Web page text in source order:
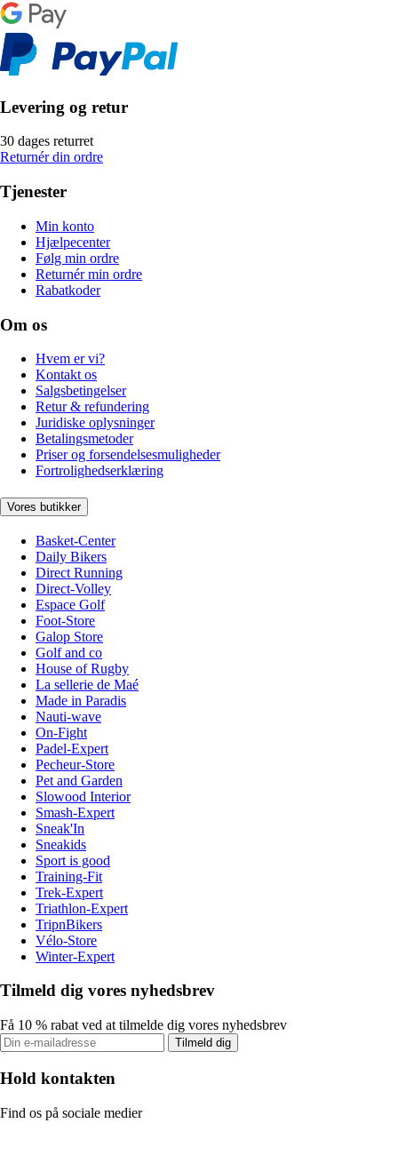
Levering og retur
30 dages returret
Returnér din ordre
Tjenester
Min konto
Hjælpecenter
Følg min ordre
Returnér min ordre
Rabatkoder
Om os
Hvem er vi?
Kontakt os
Salgsbetingelser
Retur & refundering
Juridiske oplysninger
Betalingsmetoder
Priser og forsendelsesmuligheder
Fortrolighedserklæring
Vores butikker
Basket-Center
Daily Bikers
Direct Running
Direct-Volley
Espace Golf
Foot-Store
Galop Store
Golf and co
House of Rugby
La sellerie de Maé
Made in Paradis
Nauti-wave
On-Fight
Padel-Expert
Pecheur-Store
Pet and Garden
Slowood Interior
Smash-Expert
Sneak'In
Sneakids
Sport is good
Training-Fit
Trek-Expert
Triathlon-Expert
TripnBikers
Vélo-Store
Winter-Expert
Tilmeld dig vores nyhedsbrev
Få 10 % rabat ved at tilmelde dig vores nyhedsbrev
Tilmeld dig
Hold kontakten
Find os på sociale medier